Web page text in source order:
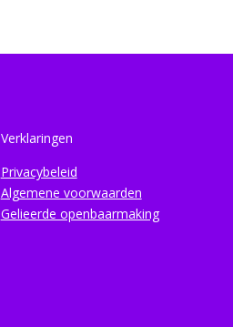
Verklaringen
Privacybeleid
Algemene voorwaarden
Gelieerde openbaarmaking